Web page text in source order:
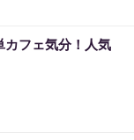
カフェ気分！人気